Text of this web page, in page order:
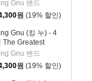
Gnu 밴드
원 (19% 할인)
Gnu (킹 누) - 4
The Greatest
Gnu 밴드
원 (19% 할인)